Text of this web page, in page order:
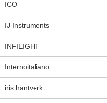
ICO
IJ Instruments
INFIEIGHT
Internoitaliano
iris hantverk: